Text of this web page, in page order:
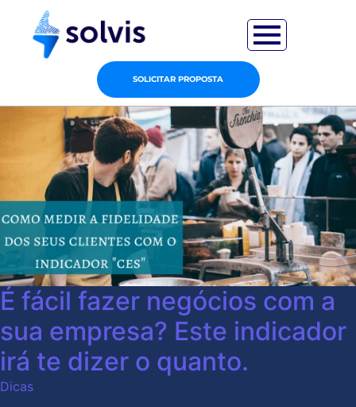
SOLICITAR PROPOSTA
É fácil fazer negócios com a
sua empresa? Este indicador
irá te dizer o quanto.
Dicas